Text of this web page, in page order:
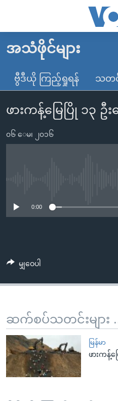
လွယ်ကူ
သည့်
များ
ပင်မ
ပင်မ
စာမျက်နှာ
ကျော်
ရှာဖွေ
နေရာ
သို့
မူလစာမျက်နှာ
မြန်မာ
ကမ္ဘာ့သတင်းများ
နိုင်ငံတကာ
တရုတ်
ဗွီဒီယို
ရပ်ဝန်းတခု လမ်းတခု အလွန်
ရုပ်ရှင်ထဲက အင်္ဂလိပ်စာ
တီဗွီ
ရေဒီယို/တီဗွီအစီအစဉ်
ဗွီအိုအေ လူမှုကွန်ယက်များ
ဘာသာစကားများ
အသံဖိုင်များ
ဗွီဒီယို ကြည့်ရှုရန် သတင်
ဖားကန့်မြေပြို ၁၃ ဦ
၀၆ ေမ၊ ၂၀၁၆
0:00
မျှဝေပါ
ဆက်စပ်သတင်းများ
မြန်မာ
ဖားကန့်မ